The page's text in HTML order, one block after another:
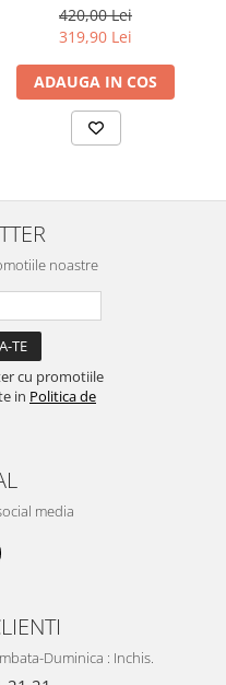
420,00 Lei
319,90 Lei
ADAUGA IN COS
noastre
cu promotiile
in Politica de
media
Duminica : Inchis.